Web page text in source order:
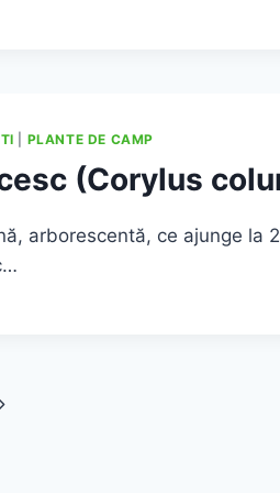
PLANTE DE CAMP
(Corylus
arborescentă, ce ajunge la